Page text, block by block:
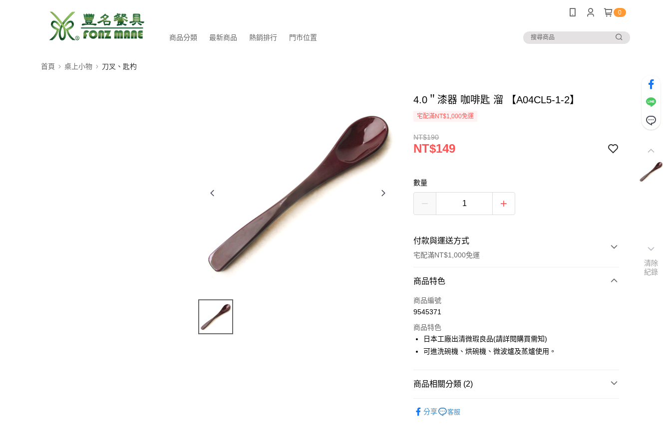
0
商品分類 最新商品 熱銷排行 門市位置
首頁 桌上小物 刀叉、匙杓
4.0＂漆器 咖啡匙 溜 【A04CL5-1-2】
宅配滿NT$1,000免運
NT$190
NT$149
數量
付款與運送方式
宅配滿NT$1,000免運
付款方式
信用卡一次付款
Apple Pay
街口支付
ATM付款
商品特色
商品編號
9545371
商品特色
日本工廠出清微瑕良品(請詳閱購買需知)
可進洗碗機、烘碗機、微波爐及蒸爐使用。
商品相關分類 (2)
分享 客服
清除
紀錄